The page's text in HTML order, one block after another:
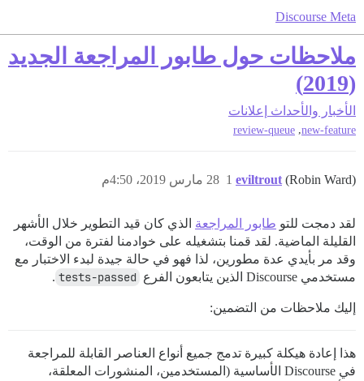
Discourse Meta
ملاحظات حول طابور المراجعة الجديد
(2019)
الأخبار والأحداث إعلانات
new-feature
,
review-queue
eviltrout (Robin Ward) 28 مارس 2019، 4:50م 1
لقد دمجت للتو طابور المراجعة الذي كان قيد التطوير خلال الأشهر
القليلة الماضية. لقد قمنا بتشغيله على خوادمنا لفترة من الوقت،
وقد مر بأيدي عدة مطورين، لذا فهو في حالة جيدة لبدء الاختبار مع
مستخدمي Discourse الذين يتابعون الفرع
tests-passed
.
إليك ملاحظات من التضمين:
هذا إعادة هيكلة كبيرة تدمج جميع أنواع العناصر القابلة للمراجعة
في Discourse الأساسية (المستخدمين، المنشورات المعلقة،